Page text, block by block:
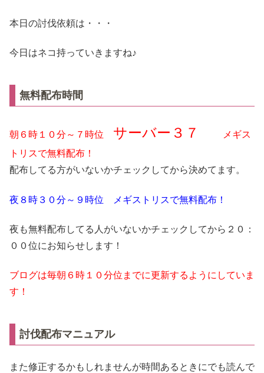
本日の討伐依頼は・・・
今日はネコ持っていきますね♪
無料配布時間
朝６時１０分～７時位 サーバー３７
メギス
トリスで無料配布！
配布してる方がいないかチェックしてから決めてます。
夜８時３０分～９時位 メギストリスで無料配布！
夜も無料配布してる人がいないかチェックしてから２０：
００位にお知らせします！
ブログは毎朝６時１０分位までに更新するようにしていま
す！
討伐配布マニュアル
また修正するかもしれませんが時間あるときにでも読んで